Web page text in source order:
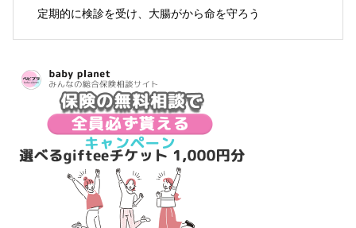
定期的に検診を受け、大腸がから命を守ろう